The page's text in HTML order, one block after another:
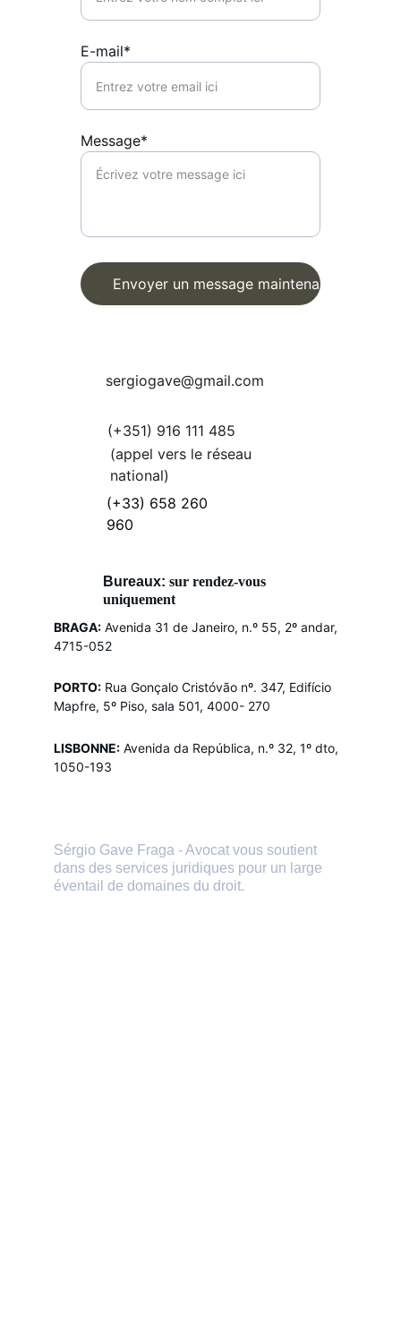
Bureaux: sur rendez-vous
uniquement
sergiogave@gmail.com
E-mail*
Message*
Envoyer un message maintenant
PORTO: Rua Gonçalo Cristóvão nº. 347, Edifício
Mapfre, 5º Piso, sala 501, 4000- 270
(+351) 916 111 485
(appel vers le réseau
national)
(+33) 658 260
960
BRAGA: Avenida 31 de Janeiro, n.º 55, 2º andar,
4715-052
LISBONNE: Avenida da República, n.º 32, 1º dto,
1050-193
Sérgio Gave Fraga - Avocat vous soutient
dans des services juridiques pour un large
éventail de domaines du droit.